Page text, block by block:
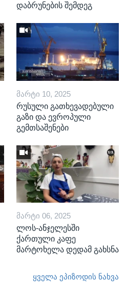
დაბრუნების შემდეგ
ᲛᲐᲠᲢᲘ 10, 2025
რუსული გათხევადებული
გაზი და ევროპული
გემთსაშენები
ᲛᲐᲠᲢᲘ 06, 2025
ლოს-ანჯელესში
ქართული კაფე
მარტოხელა დედამ გახსნა
ყველა ეპიზოდის ნახვა